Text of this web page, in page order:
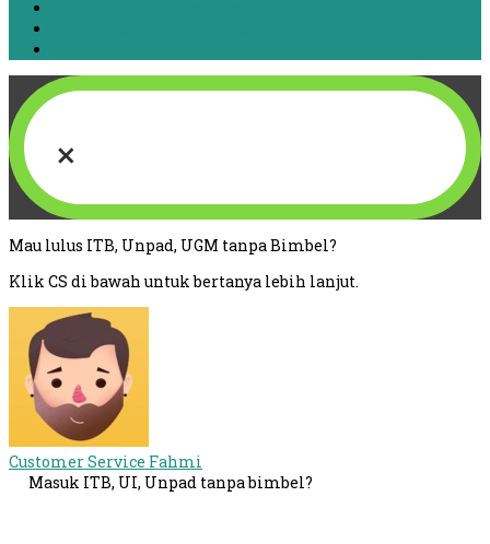
×
Mau lulus ITB, Unpad, UGM tanpa Bimbel?
Klik CS di bawah untuk bertanya lebih lanjut.
Customer Service Fahmi
Masuk ITB, UI, Unpad tanpa bimbel?